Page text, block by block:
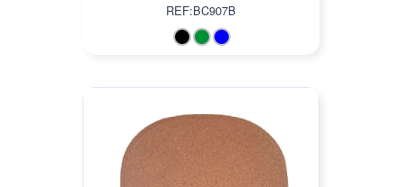
REF:BC907B